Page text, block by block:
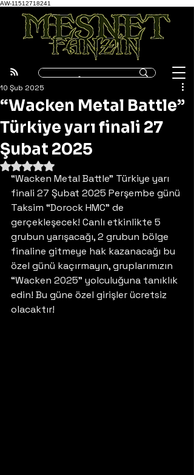
AW-11512718241
“Wacken Metal Battle”
Türkiye yarı finali 27
Şubat 2025
10 Şub 2025
5 üzerinden NaN yıldız
“Wacken Metal Battle” Türkiye yarı
finali 27 Şubat 2025 Perşembe günü
Taksim “Dorock HMC” de
gerçekleşecek! Canlı etkinlikte 5
grubun yarışacağı, 2 grubun bölge
finaline gitmeye hak kazanacağı bu
özel günü kaçırmayın, gruplarımızın
“Wacken 2025” yolculuğuna tanıklık
edin! Bu güne özel girişler ücretsiz
olacaktır!